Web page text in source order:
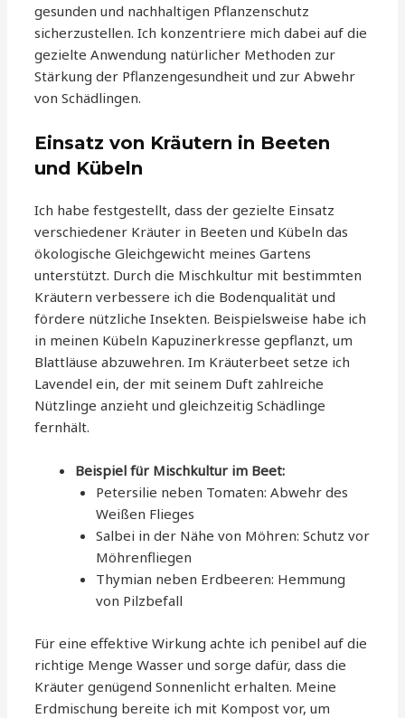
gesunden und nachhaltigen Pflanzenschutz
sicherzustellen. Ich konzentriere mich dabei auf die
gezielte Anwendung natürlicher Methoden zur
Stärkung der Pflanzengesundheit und zur Abwehr
von Schädlingen.
Einsatz von Kräutern in Beeten
und Kübeln
Ich habe festgestellt, dass der gezielte Einsatz
verschiedener Kräuter in Beeten und Kübeln das
ökologische Gleichgewicht meines Gartens
unterstützt. Durch die Mischkultur mit bestimmten
Kräutern verbessere ich die Bodenqualität und
fördere nützliche Insekten. Beispielsweise habe ich
in meinen Kübeln Kapuzinerkresse gepflanzt, um
Blattläuse abzuwehren. Im Kräuterbeet setze ich
Lavendel ein, der mit seinem Duft zahlreiche
Nützlinge anzieht und gleichzeitig Schädlinge
fernhält.
Beispiel für Mischkultur im Beet:
Petersilie neben Tomaten: Abwehr des
Weißen Flieges
Salbei in der Nähe von Möhren: Schutz vor
Möhrenfliegen
Thymian neben Erdbeeren: Hemmung
von Pilzbefall
Für eine effektive Wirkung achte ich penibel auf die
richtige Menge Wasser und sorge dafür, dass die
Kräuter genügend Sonnenlicht erhalten. Meine
Erdmischung bereite ich mit Kompost vor, um